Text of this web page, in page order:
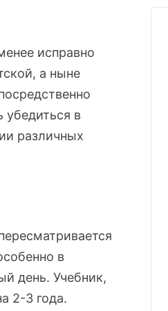
исправно
а ныне
убедиться в
различных
в
день. Учебник,
2-3 года.